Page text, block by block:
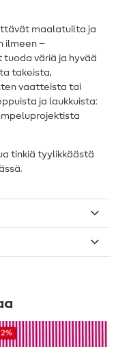
maalatuilta ja
ilmeen –
väriä ja hyvää
takeista,
vaatteista tai
ja laukkuista:
tinkiä tyylikkäästä